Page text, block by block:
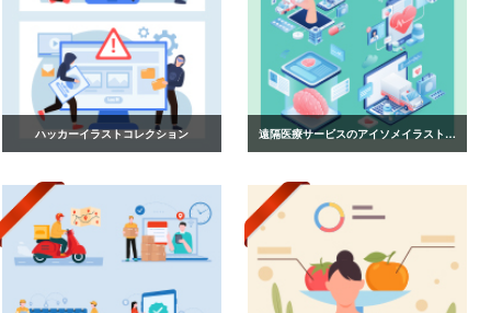
ハッカーイラストコレクション 遠隔医療サービスのアイソメイラストコレクション